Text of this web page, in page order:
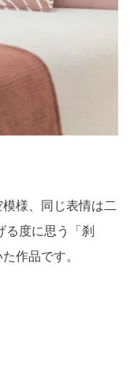
様、同じ表情は二
る度に思う「刹
作品です。